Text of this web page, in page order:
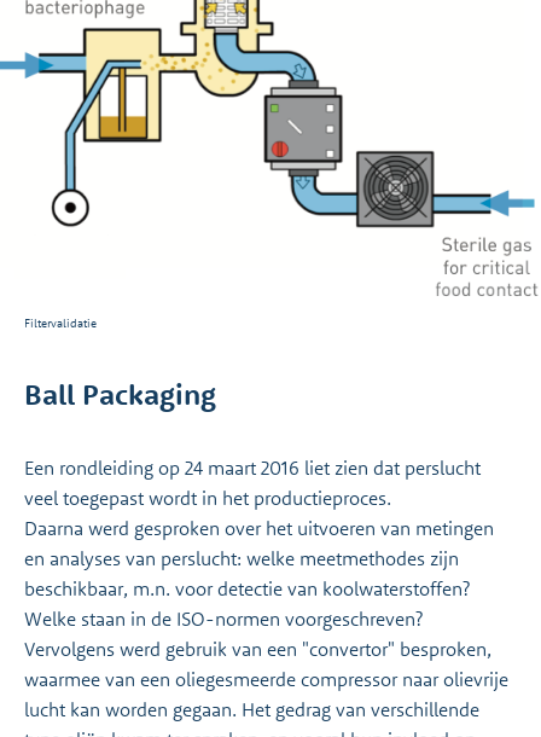
Filtervalidatie
Ball Packaging
Een rondleiding op 24 maart 2016 liet zien dat perslucht
veel toegepast wordt in het productieproces.
Daarna werd gesproken over het uitvoeren van metingen
en analyses van perslucht: welke meetmethodes zijn
beschikbaar, m.n. voor detectie van koolwaterstoffen?
Welke staan in de ISO-normen voorgeschreven?
Vervolgens werd gebruik van een "convertor" besproken,
waarmee van een oliegesmeerde compressor naar olievrije
lucht kan worden gegaan. Het gedrag van verschillende